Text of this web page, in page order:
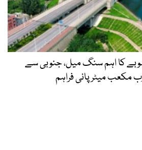
کا اہم سنگ میل، جنوبی سے